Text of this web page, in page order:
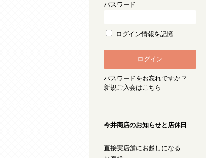
パスワード
ログイン情報を記憶
パスワードをお忘れですか ?
新規ご入会はこちら
今井商店のお知らせと店休日
直接実店舗にお越しになる